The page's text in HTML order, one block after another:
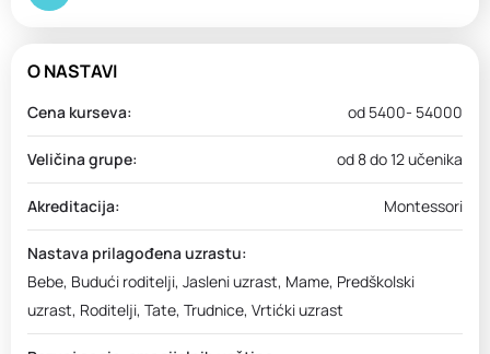
O NASTAVI
Cena kurseva: od 5400- 54000
Veličina grupe: od 8 do 12 učenika
Akreditacija: Montessori
Nastava prilagođena uzrastu:
Bebe, Budući roditelji, Jasleni uzrast, Mame, Predškolski
uzrast, Roditelji, Tate, Trudnice, Vrtićki uzrast